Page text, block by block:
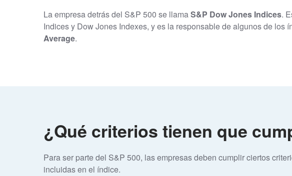
La empresa detrás del S&P 500 se llamaS&P Dow Jones Indices.
Indices y Dow Jones Indexes, y es la responsable de algunos de los
Average.
¿Qué criterios tienen que
Para ser parte del S&P 500, las empresas deben cumplir ciertos
incluidas en el índice.